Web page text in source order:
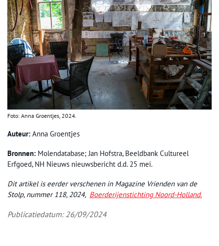
Foto: Anna Groentjes, 2024.
Auteur: Anna Groentjes
Bronnen: Molendatabase; Jan Hofstra, Beeldbank Cultureel
Erfgoed, NH Nieuws nieuwsbericht d.d. 25 mei.
Dit artikel is eerder verschenen in Magazine Vrienden van de
Stolp, nummer 118, 2024, Boerderijenstichting Noord-Holland.
Publicatiedatum: 26/09/2024